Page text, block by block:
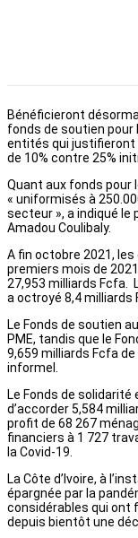
Bénéficieront
fonds de soutien pour
entités qui justifieront
de 10% contre 25%
Quant aux fonds pour
« uniformisés à
secteur », a indiqué le
Amadou Coulibaly.
A fin octobre 2021,
premiers mois de
27,953 milliards Fcfa.
a octroyé 8,4 milliards
Le Fonds de soutien
PME, tandis que le
9,659 milliards Fcfa
informel.
Le Fonds de
d’accorder 5,584
profit de 68 267
financiers à 1 727
la Covid-19.
La Côte d’Ivoire, à
épargnée par la
considérables qui ont
depuis bientôt une